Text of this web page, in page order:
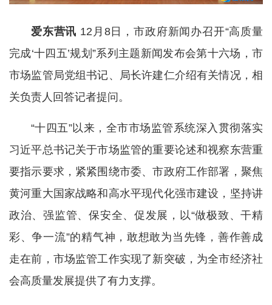
爱东营讯 12月8日，市政府新闻办召开“高质量
完成‘十四五’规划”系列主题新闻发布会第十六场，市
市场监管局党组书记、局长许建仁介绍有关情况，相
关负责人回答记者提问。
“十四五”以来，全市市场监管系统深入贯彻落实
习近平总书记关于市场监管的重要论述和视察东营重
要指示要求，紧紧围绕市委、市政府工作部署，聚焦
黄河重大国家战略和高水平现代化强市建设，坚持讲
政治、强监管、保安全、促发展，以“做极致、干精
彩、争一流”的精气神，敢想敢为当先锋，善作善成
走在前，市场监管工作实现了新突破，为全市经济社
会高质量发展提供了有力支撑。